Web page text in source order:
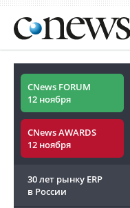
CNews FORUM
12 ноября
CNews AWARDS
12 ноября
30 лет рынку ERP
в России